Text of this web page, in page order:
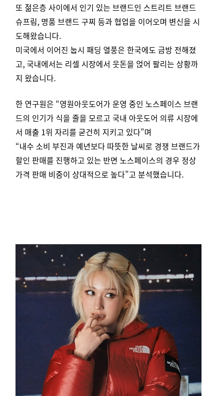
또 젊은층 사이에서 인기 있는 브랜드인 스트리트 브랜드
슈프림, 명품 브랜드 구찌 등과 협업을 이어오며 변신을 시
도해왔습니다.
미국에서 이어진 눕시 패딩 열풍은 한국에도 금방 전해졌
고, 국내에서는 리셀 시장에서 웃돈을 얹어 팔리는 상황까
지 왔습니다.
한 연구원은 “영원아웃도어가 운영 중인 노스페이스 브랜
드의 인기가 식을 줄을 모르고 국내 아웃도어 의류 시장에
서 매출 1위 자리를 굳건히 지키고 있다”며
“내수 소비 부진과 예년보다 따뜻한 날씨로 경쟁 브랜드가
할인 판매를 진행하고 있는 반면 노스페이스의 경우 정상
가격 판매 비중이 상대적으로 높다”고 분석했습니다.